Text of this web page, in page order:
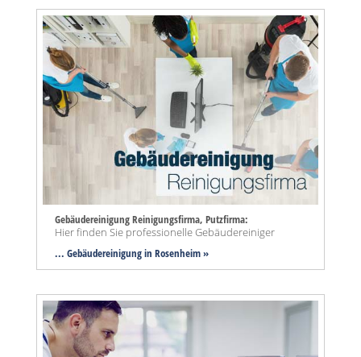
Gebäudereinigung Reinigungsfirma, Putzfirma:
Hier finden Sie professionelle Gebäudereiniger
... Gebäudereinigung in Rosenheim »